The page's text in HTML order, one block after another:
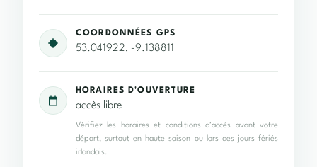
COORDONNÉES GPS
53.041922, -9.138811
HORAIRES D'OUVERTURE
accès libre
Vérifiez les horaires et conditions d’accès avant votre
départ, surtout en haute saison ou lors des jours fériés
irlandais.